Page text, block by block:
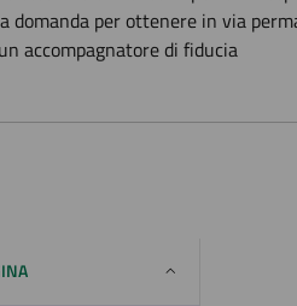
domanda per ottenere in via
accompagnatore di fiducia